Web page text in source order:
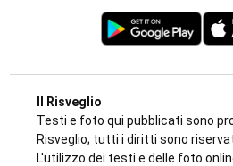
Il Risveglio
Testi e foto qui pubblicati sono
Risveglio; tutti i diritti sono
L'utilizzo dei testi e delle foto